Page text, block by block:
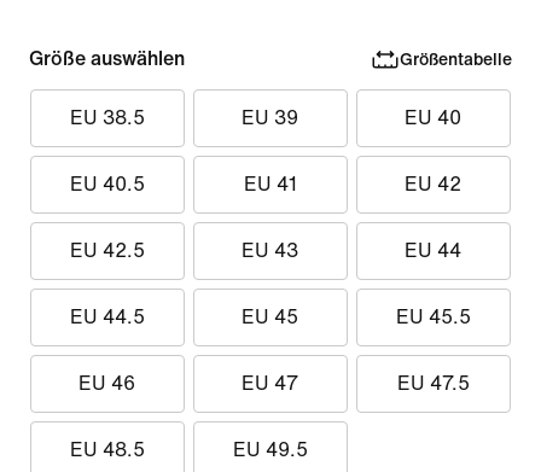
Größe auswählen Größentabelle
EU 38.5 EU 39 EU 40
EU 40.5 EU 41 EU 42
EU 42.5 EU 43 EU 44
EU 44.5 EU 45 EU 45.5
EU 46 EU 47 EU 47.5
EU 48.5 EU 49.5